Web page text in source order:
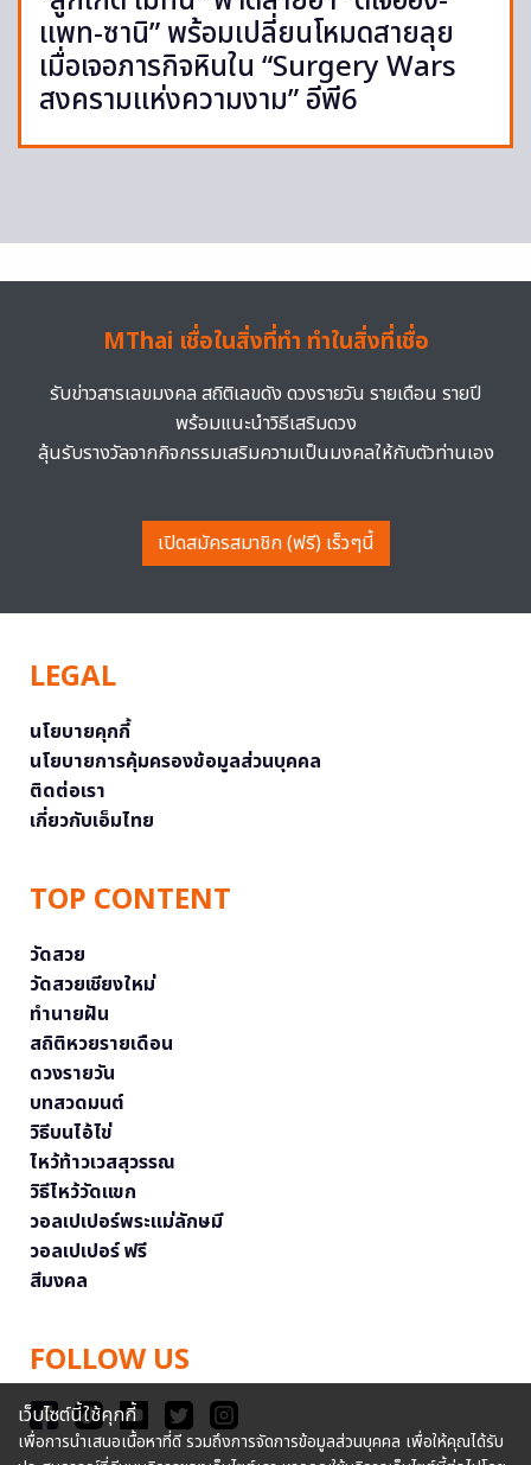
แพท-ซานิ” พร้อมเปลี่ยนโหมดสายลุย
เมื่อเจอภารกิจหินใน “Surgery Wars
สงครามแห่งความงาม” อีพี6
MThai เชื่อในสิ่งที่ทำ ทำในสิ่งที่เชื่อ
รับข่าวสารเลขมงคล สถิติเลขดัง ดวงรายวัน รายเดือน รายปี
พร้อมแนะนำวิธีเสริมดวง
ลุ้นรับรางวัลจากกิจกรรมเสริมความเป็นมงคลให้กับตัวท่านเอง
เปิดสมัครสมาชิก (ฟรี) เร็วๆนี้
LEGAL
นโยบายคุกกี้
นโยบายการคุ้มครองข้อมูลส่วนบุคคล
ติดต่อเรา
เกี่ยวกับเอ็มไทย
TOP CONTENT
วัดสวย
วัดสวยเชียงใหม่
ทำนายฝัน
สถิติหวยรายเดือน
ดวงรายวัน
บทสวดมนต์
วิธีบนไอ้ไข่
ไหว้ท้าวเวสสุวรรณ
วิธีไหว้วัดแขก
วอลเปเปอร์พระแม่ลักษมี
วอลเปเปอร์ ฟรี
สีมงคล
FOLLOW US
เว็บไซต์นี้ใช้คุกกี้
เพื่อการนำเสนอเนื้อหาที่ดี รวมถึงการจัดการข้อมูลส่วนบุคคล เพื่อให้คุณได้รับ